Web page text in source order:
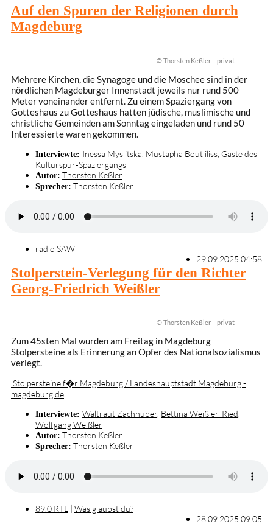
Auf den Spuren der Religionen durch
Magdeburg
© Thorsten Keßler – privat
Mehrere Kirchen, die Synagoge und die Moschee sind in der
nördlichen Magdeburger Innenstadt jeweils nur rund 500
Meter voneinander entfernt. Zu einem Spaziergang von
Gotteshaus zu Gotteshaus hatten jüdische, muslimische und
christliche Gemeinden am Sonntag eingeladen und rund 50
Interessierte waren gekommen.
Interviewte: Inessa Myslitska Mustapha Boutliliss Gäste des
Kulturspur-Spaziergangs
Autor: Thorsten Keßler
Sprecher: Thorsten Keßler
radio SAW
29.09.2025 04:58
Stolperstein-Verlegung für den Richter
Georg-Friedrich Weißler
© Thorsten Keßler – privat
Zum 45sten Mal wurden am Freitag in Magdeburg
Stolpersteine als Erinnerung an Opfer des Nationalsozialismus
verlegt.
Stolpersteine f�r Magdeburg / Landeshauptstadt Magdeburg -
magdeburg.de
Interviewte: Waltraut Zachhuber Bettina Weißler-Ried
Wolfgang Weißler
Autor: Thorsten Keßler
Sprecher: Thorsten Keßler
89.0 RTL | Was glaubst du?
28.09.2025 09:05